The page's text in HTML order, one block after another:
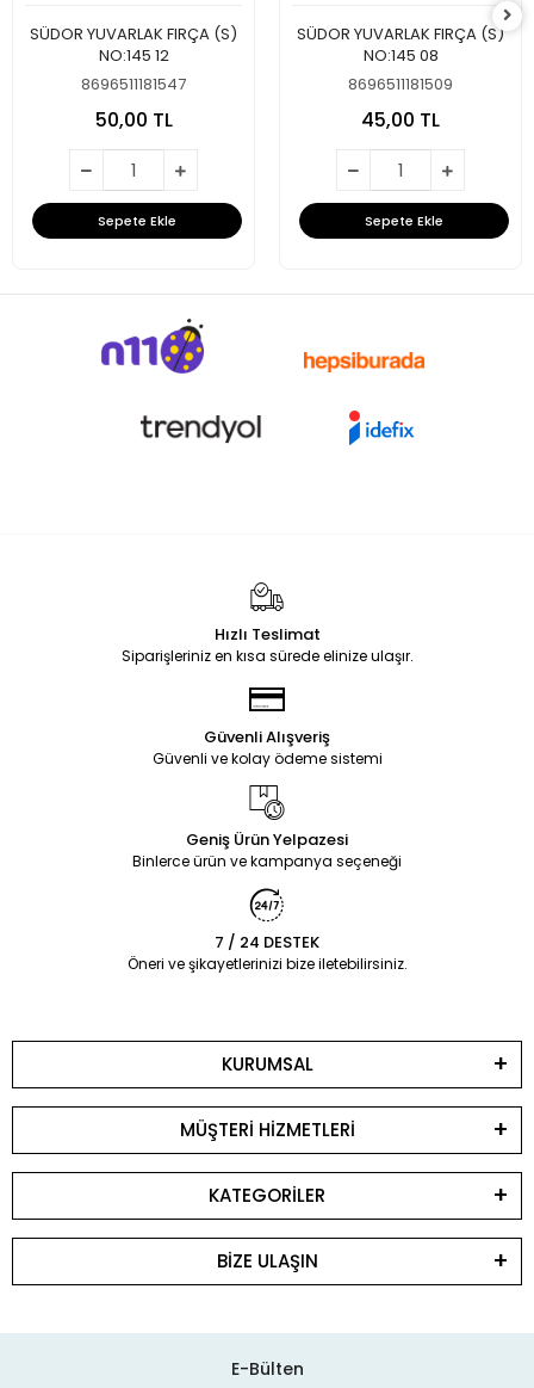
SÜDOR YUVARLAK FIRÇA (S)
NO:145 12
8696511181547
50,00 TL
Sepete Ekle
SÜDOR YUVARLAK FIRÇA (S)
NO:145 08
8696511181509
45,00 TL
Sepete Ekle
Hızlı Teslimat
Siparişleriniz en kısa sürede elinize ulaşır.
Güvenli Alışveriş
Güvenli ve kolay ödeme sistemi
Geniş Ürün Yelpazesi
Binlerce ürün ve kampanya seçeneği
7 / 24 DESTEK
Öneri ve şikayetlerinizi bize iletebilirsiniz.
KURUMSAL
MÜŞTERİ HİZMETLERİ
KATEGORİLER
BİZE ULAŞIN
E-Bülten